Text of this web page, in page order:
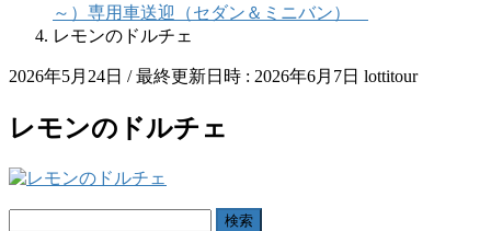
～）専用車送迎（セダン＆ミニバン）
レモンのドルチェ
2026年5月24日 / 最終更新日時 : 2026年6月7日 lottitour
レモンのドルチェ